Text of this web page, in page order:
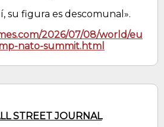
su figura es descomunal».
2026/07/08/world/eu
nato-summit.html
STREET JOURNAL